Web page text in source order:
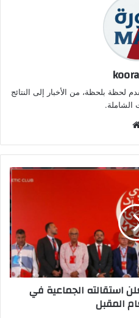
لحظة بلحظة، من الأخبار إلى النتائج
الشاملة.
الوي
ب
استقالته الجماعية في
المقبل